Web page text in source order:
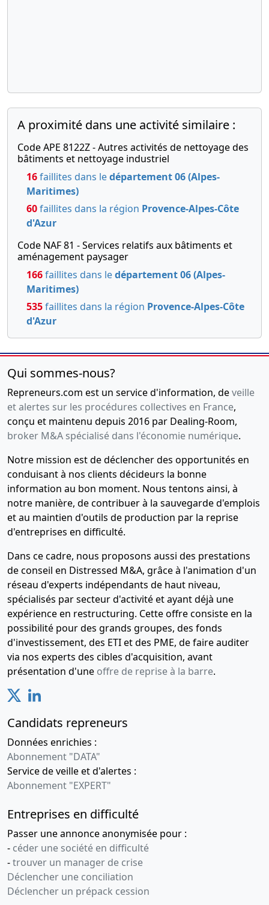
A proximité dans une activité similaire :
Code APE 8122Z - Autres activités de nettoyage des
bâtiments et nettoyage industriel
16faillites dans ledépartement 06 (Alpes-
Maritimes)
60faillites dans la région Provence-Alpes-Côte
d'Azur
Code NAF 81 - Services relatifs aux bâtiments et
aménagement paysager
166faillites dans ledépartement 06 (Alpes-
Maritimes)
535faillites dans la région Provence-Alpes-Côte
d'Azur
Qui sommes-nous?
Repreneurs.com est un service d'information, deveille
et alertes sur les procédures collectives en France,
conçu et maintenu depuis 2016 par Dealing-Room,
broker M&A spécialisé dans l'économie numérique.
Notre mission est de déclencher des opportunités en
conduisant à nos clients décideurs la bonne
information au bon moment. Nous tentons ainsi, à
notre manière, de contribuer à la sauvegarde d'emplois
et au maintien d'outils de production par la reprise
d'entreprises en difficulté.
Dans ce cadre, nous proposons aussi des prestations
de conseil en Distressed M&A, grâce à l'animation d'un
réseau d'experts indépendants de haut niveau,
spécialisés par secteur d'activité et ayant déjà une
expérience en restructuring. Cette offre consiste en la
possibilité pour des grands groupes, des fonds
d'investissement, des ETI et des PME, de faire auditer
via nos experts des cibles d'acquisition, avant
présentation d'une offre de reprise à la barre.
Candidats repreneurs
Données enrichies :
Abonnement "DATA"
Service de veille et d'alertes :
Abonnement "EXPERT"
Entreprises en difficulté
Passer une annonce anonymisée pour :
- céder une société en difficulté
-trouver un manager de crise
Déclencher une conciliation
Déclencher un prépack cession